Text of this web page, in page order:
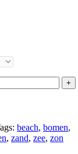
beach, bomen,
, zand, zee, zon